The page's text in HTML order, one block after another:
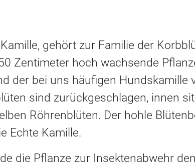
gehört zur Familie der
Zentimeter hoch wachsende
der bei uns häufigen Hundskamille
sind zurückgeschlagen, innen
Röhrenblüten. Der hohle
Echte Kamille.
die Pflanze zur Insektenabwehr